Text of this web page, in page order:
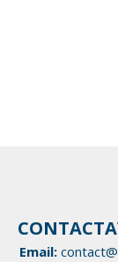
Email: